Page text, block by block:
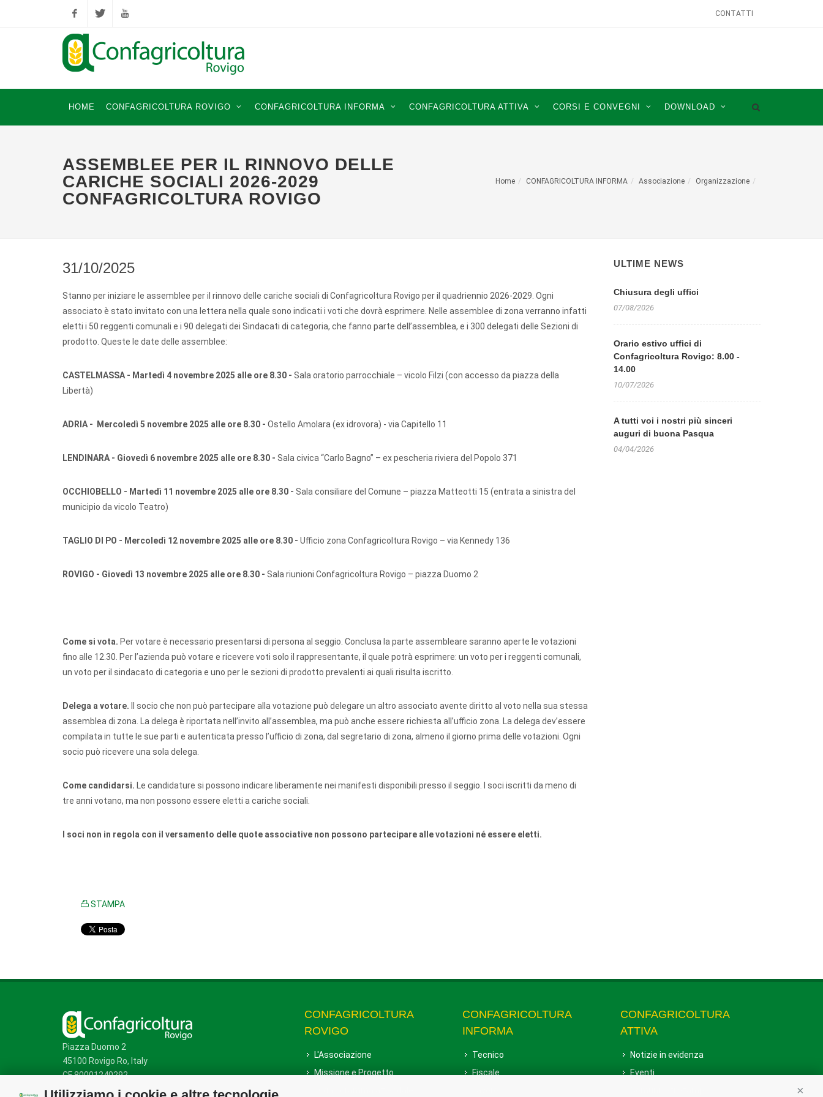
FacebookTwitter YouTube
CONTATTI
HOME CONFAGRICOLTURA ROVIGO CONFAGRICOLTURA INFORMA CONFAGRICOLTURA ATTIVA CORSI E CONVEGNI DOWNLOAD
ASSEMBLEE PER IL RINNOVO DELLE
CARICHE SOCIALI 2026-2029
CONFAGRICOLTURA ROVIGO
Home CONFAGRICOLTURA INFORMA Associazione Organizzazione
31/10/2025
Stanno per iniziare le assemblee per il rinnovo delle cariche sociali di Confagricoltura Rovigo per il quadriennio 2026-2029. Ogni
associato è stato invitato con una lettera nella quale sono indicati i voti che dovrà esprimere. Nelle assemblee di zona verranno infatti
eletti i 50 reggenti comunali e i 90 delegati dei Sindacati di categoria, che fanno parte dell’assemblea, e i 300 delegati delle Sezioni di
prodotto. Queste le date delle assemblee:
CASTELMASSA - Martedì 4 novembre 2025 alle ore 8.30 - Sala oratorio parrocchiale – vicolo Filzi (con accesso da piazza della
Libertà)
ADRIA - Mercoledì 5 novembre 2025 alle ore 8.30 - Ostello Amolara (ex idrovora) - via Capitello 11
LENDINARA - Giovedì 6 novembre 2025 alle ore 8.30 - Sala civica “Carlo Bagno” – ex pescheria riviera del Popolo 371
OCCHIOBELLO - Martedì 11 novembre 2025 alle ore 8.30 - Sala consiliare del Comune – piazza Matteotti 15 (entrata a sinistra del
municipio da vicolo Teatro)
TAGLIO DI PO - Mercoledì 12 novembre 2025 alle ore 8.30 - Ufficio zona Confagricoltura Rovigo – via Kennedy 136
ROVIGO - Giovedì 13 novembre 2025 alle ore 8.30 - Sala riunioni Confagricoltura Rovigo – piazza Duomo 2
Come si vota. Per votare è necessario presentarsi di persona al seggio. Conclusa la parte assembleare saranno aperte le votazioni
fino alle 12.30. Per l’azienda può votare e ricevere voti solo il rappresentante, il quale potrà esprimere: un voto per i reggenti comunali,
un voto per il sindacato di categoria e uno per le sezioni di prodotto prevalenti ai quali risulta iscritto.
Delega a votare. Il socio che non può partecipare alla votazione può delegare un altro associato avente diritto al voto nella sua stessa
assemblea di zona. La delega è riportata nell’invito all’assemblea, ma può anche essere richiesta all’ufficio zona. La delega dev’essere
compilata in tutte le sue parti e autenticata presso l’ufficio di zona, dal segretario di zona, almeno il giorno prima delle votazioni. Ogni
socio può ricevere una sola delega.
Come candidarsi. Le candidature si possono indicare liberamente nei manifesti disponibili presso il seggio. I soci iscritti da meno di
tre anni votano, ma non possono essere eletti a cariche sociali.
I soci non in regola con il versamento delle quote associative non possono partecipare alle votazioni né essere eletti.
STAMPA
ULTIME NEWS
Chiusura degli uffici
07/08/2026
Orario estivo uffici di
Confagricoltura Rovigo: 8.00 -
14.00
10/07/2026
A tutti voi i nostri più sinceri
auguri di buona Pasqua
04/04/2026
Piazza Duomo 2
45100 Rovigo Ro, Italy
CF 80001240292
CONFAGRICOLTURA
ROVIGO
L'Associazione
Missione e Progetto
CONFAGRICOLTURA
INFORMA
Tecnico
Fiscale
CONFAGRICOLTURA
ATTIVA
Notizie in evidenza
Eventi